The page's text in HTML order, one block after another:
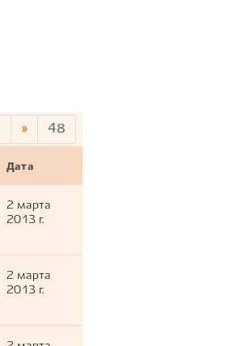
» 48
Дата
2 марта
2013 г.
2 марта
2013 г.